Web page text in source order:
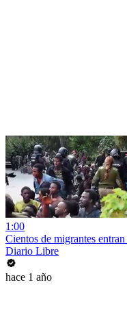
1:00
Cientos de migrantes
Diario Libre
hace 1 año